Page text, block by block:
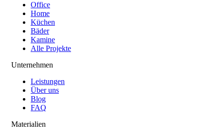
Office
Home
Küchen
Bäder
Kamine
Alle Projekte
Unternehmen
Leistungen
Über uns
Blog
FAQ
Materialien